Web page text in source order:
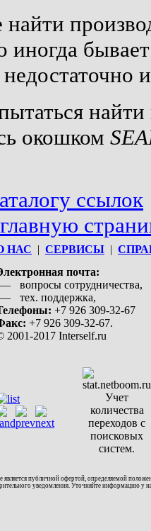
иногда
найти
окошком
ссылок
НАС | СЕРВИСЫ |
почта:
—
вопросы сотрудничества,
—
тех. поддержка,
+7 926 309-32-67
+7 926 309-32-67.
2001-2017 Interself.ru
публичной офертой, определяемой
уведомления. Уточняйте информацию у